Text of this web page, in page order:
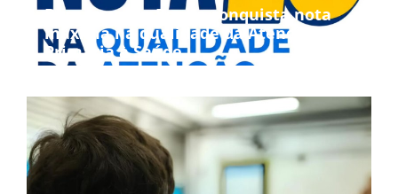
Bom Jesus da Penha conquista nota
máxima na qualidade da Atenção
Primária à Saúde